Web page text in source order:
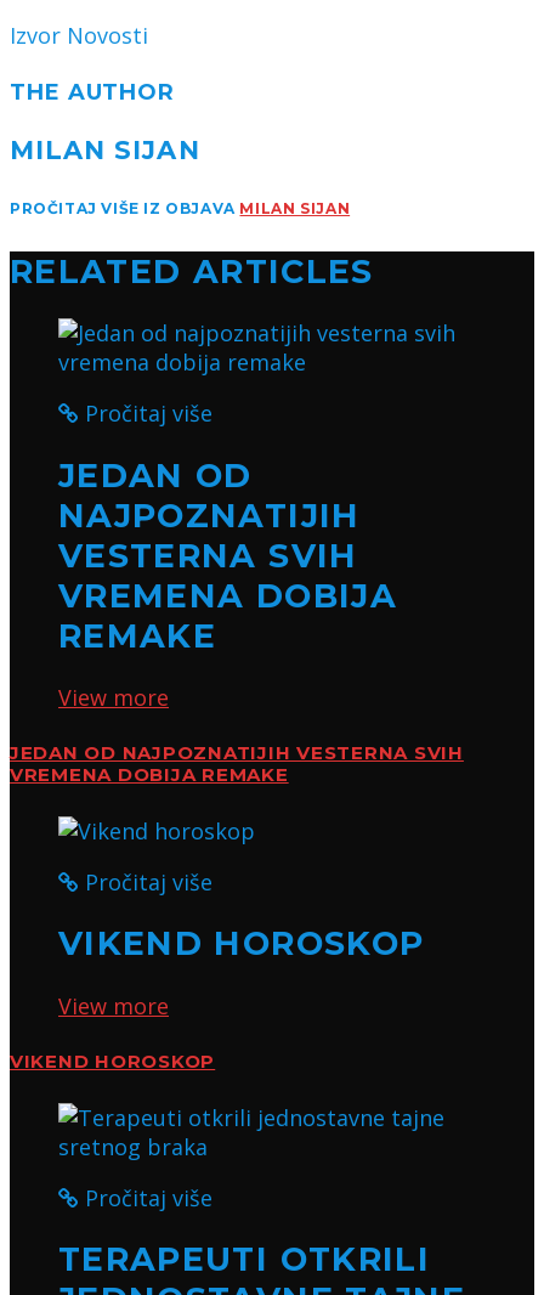
Izvor Novosti
THE AUTHOR
MILAN SIJAN
PROČITAJ VIŠE IZ OBJAVA MILAN SIJAN
RELATED ARTICLES
Pročitaj više
JEDAN OD
NAJPOZNATIJIH
VESTERNA SVIH
VREMENA DOBIJA
REMAKE
View more
JEDAN OD NAJPOZNATIJIH VESTERNA SVIH
VREMENA DOBIJA REMAKE
Pročitaj više
VIKEND HOROSKOP
View more
VIKEND HOROSKOP
Pročitaj više
TERAPEUTI OTKRILI